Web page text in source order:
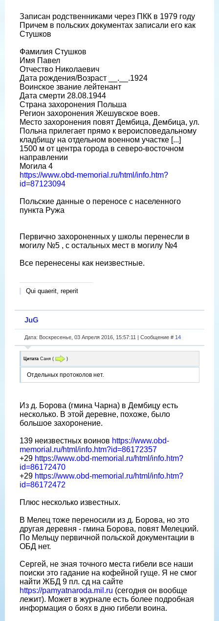
Записан родственниками через ПКК в 1979 году
Причем в польских документах записали его как
Стушков
Фамилия Стушков
Имя Павел
Отчество Николаевич
Дата рождения/Возраст __.__.1924
Воинское звание лейтенант
Дата смерти 28.08.1944
Страна захоронения Польша
Регион захоронения Жешувское воев.
Место захоронения повят Дембица, Дембица, ул.
Польна прилегает прямо к вероисповедальному
кладбищу на отдельном военном участке [...]
1500 м от центра города в северо-восточном
направлении
Могила 4
https://www.obd-memorial.ru/html/info.htm?
id=87123094
Польские данные о переносе с населенного
пункта Ружа
Первично захороненных у школы перенесли в
могилу №5 , с остальных мест в могилу №4
Все перенесены как неизвестные.
Qui quaerit, reperit
JuG
Дата: Воскресенье, 03 Апреля 2016, 15:57:11 | Сообщение # 14
Цитата Саня ( )
Отдельных протоколов нет.
Из д. Борова (гмина Чарна) в Дембицу есть
несколько. В этой деревне, похоже, было
большое захоронение.
139 неизвестных воинов https://www.obd-
memorial.ru/html/info.htm?id=86172357
+29 https://www.obd-memorial.ru/html/info.htm?
id=86172470
+29 https://www.obd-memorial.ru/html/info.htm?
id=86172472
Плюс несколько известных.
В Мелец тоже переносили из д. Борова, но это
другая деревня - гмина Борова, повят Мелецкий.
По Мельцу первичной польской документации в
ОБД нет.
Сергей, не зная точного места гибели все наши
поиски это гадание на кофейной гуще. Я не смог
найти ЖБД 9 пл. сд на сайте
https://pamyatnaroda.mil.ru (сегодня он вообще
лежит). Может в журнале есть более подробная
информация о боях в дню гибели воина.